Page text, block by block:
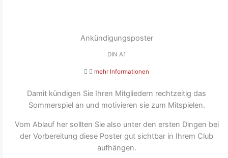
Ankündigungsposter
DIN A1
mehr Informationen
Damit kündigen Sie Ihren Mitgliedern rechtzeitig das
Sommerspiel an und motivieren sie zum Mitspielen.
Vom Ablauf her sollten Sie also unter den ersten Dingen bei
der Vorbereitung diese Poster gut sichtbar in Ihrem Club
aufhängen.